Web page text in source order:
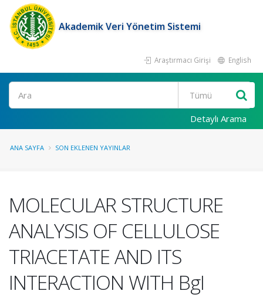
Akademik Veri Yönetim Sistemi
Araştırmacı Girişi English
Ara
Detaylı Arama
ANA SAYFA SON EKLENEN YAYINLAR
MOLECULAR STRUCTURE
ANALYSIS OF CELLULOSE
TRIACETATE AND ITS
INTERACTION WITH BgI